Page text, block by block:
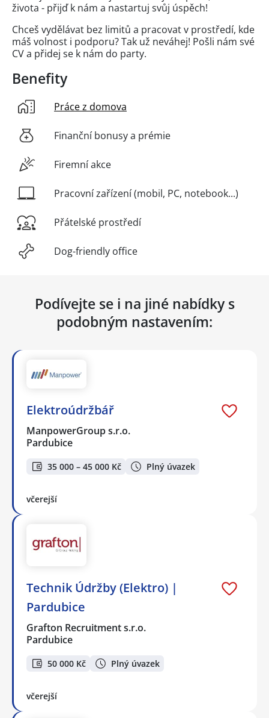
života - přijď k nám a nastartuj svůj úspěch!
Chceš vydělávat bez limitů a pracovat v prostředí, kde
máš volnost i podporu? Tak už neváhej! Pošli nám své
CV a přidej se k nám do party.
Benefity
Práce z domova
Finanční bonusy a prémie
Firemní akce
Pracovní zařízení (mobil, PC, notebook...)
Přátelské prostředí
Dog-friendly office
Podívejte se i na jiné nabídky s
podobným nastavením:
Elektroúdržbář
ManpowerGroup s.r.o.
Pardubice
35 000 – 45 000 Kč Plný úvazek
včerejší
Technik Údržby (Elektro) |
Pardubice
Grafton Recruitment s.r.o.
Pardubice
50 000 Kč Plný úvazek
včerejší